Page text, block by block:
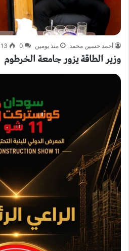
أحمد حسين محمد منذ يومين 0
13
وزير الطاقة يزور جامعة الخرطوم